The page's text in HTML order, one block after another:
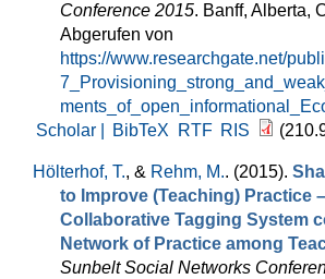
Conference 2015. Banff, Alberta,
Abgerufen von
https://www.researchgate.net/
Scholar |
BibTeX RTF RIS
Hölterhof, T., & Rehm, M.. (2015).
to Improve (Teaching) Practice
Collaborative Tagging System
Network of Practice among
Sunbelt Social Networks